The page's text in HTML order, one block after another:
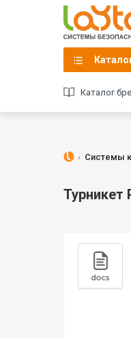
Каталог
Системы